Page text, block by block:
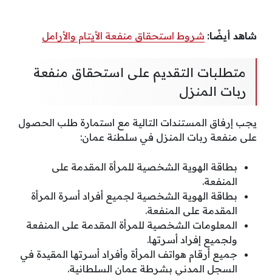
شاهد أيضًا: شروط استحقاق منفعة الأيتام والأرامل
متطلبات التقديم على استحقاق منفعة
ربات المنزل
يجب إرفاق المستندات التالية مع استمارة طلب الحصول
على منفعة ربات المنزل في سلطنة عمان:
بطاقة الهوية الشخصية للمرأة المقدمة على
المنفعة.
بطاقة الهوية الشخصية لجميع أفراد أسرة المرأة
المقدمة على المنفعة.
المعلومات الشخصية للمرأة المقدمة على المنفعة
ولجميع إفراد أسرتها.
جميع أرقام هواتف المرأة وأفراد أسرتها المقيدة في
السجل المدني بشرطة عمان السلطانية.